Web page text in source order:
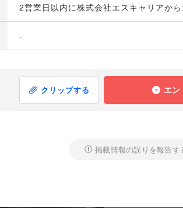
2営業日以内に株式会社エスキャリアか
-
クリップする エン
掲載情報の誤りを報告す